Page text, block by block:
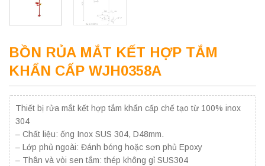
BỒN RỦA MẮT KẾT HỢP TẮM
KHẨN CẤP WJH0358A
Thiết bị rửa mắt kết hợp tắm khẩn cấp chế tạo từ 100% inox
304
– Chất liệu: ống Inox SUS 304, D48mm.
– Lớp phủ ngoài: Đánh bóng hoặc sơn phủ Epoxy
– Thân và vòi sen tắm: thép không gỉ SUS304